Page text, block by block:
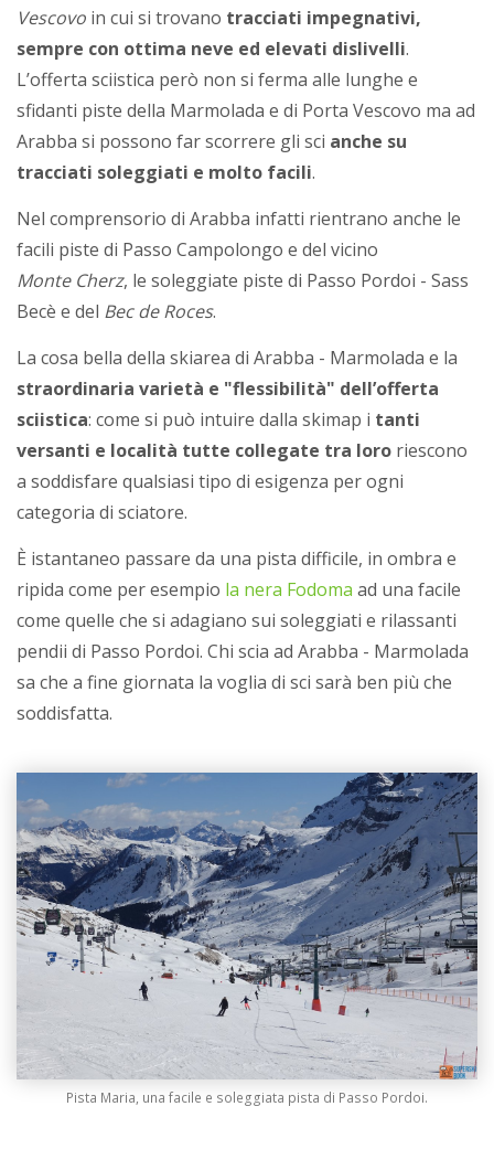
Vescovo in cui si trovano tracciati impegnativi,
sempre con ottima neve ed elevati dislivelli.
L’offerta sciistica però non si ferma alle lunghe e
sfidanti piste della Marmolada e di Porta Vescovo ma ad
Arabba si possono far scorrere gli sci anche su
tracciati soleggiati e molto facili.
Nel comprensorio di Arabba infatti rientrano anche le
facili piste di Passo Campolongo e del vicino
Monte Cherz, le soleggiate piste di Passo Pordoi - Sass
Becè e del Bec de Roces.
La cosa bella della skiarea di Arabba - Marmolada e la
straordinaria varietà e "flessibilità" dell’offerta
sciistica: come si può intuire dalla skimap i tanti
versanti e località tutte collegate tra loro riescono
a soddisfare qualsiasi tipo di esigenza per ogni
categoria di sciatore.
È istantaneo passare da una pista difficile, in ombra e
ripida come per esempio la nera Fodoma ad una facile
come quelle che si adagiano sui soleggiati e rilassanti
pendii di Passo Pordoi. Chi scia ad Arabba - Marmolada
sa che a fine giornata la voglia di sci sarà ben più che
soddisfatta.
Pista Maria, una facile e soleggiata pista di Passo Pordoi.